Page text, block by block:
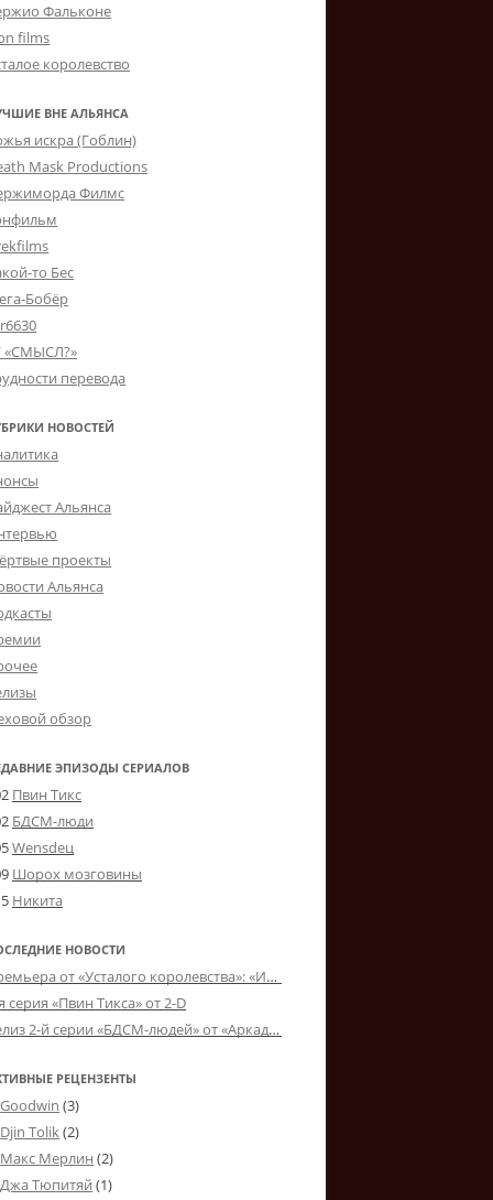
Фальконе
films
королевство
ВНЕ АЛЬЯНСА
искра (Гоблин)
Mask Productions
Филмс
то Бес
Бобёр
«СМЫСЛ?»
перевода
НОВОСТЕЙ
Альянса
проекты
Альянса
обзор
ЭПИЗОДЫ СЕРИАЛОВ
Пвин Тикс
БДСМ-люди
Wensdeц
Шорох мозговины
Никита
НОВОСТИ
Премьера от «Усталого королевства»: «Игорь начал»
серия «Пвин Тикса» от 2-D
Релиз 2-й серии «БДСМ-людей» от «Аркада Фильм»
РЕЦЕНЗЕНТЫ
Goodwin (3)
Djin Tolik(2)
Макс Мерлин (2)
Джа Тюпитяй (1)